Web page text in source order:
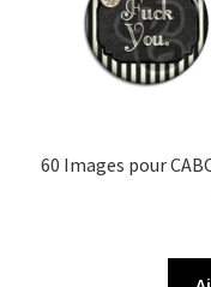
60 Images pour